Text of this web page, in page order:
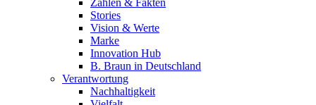
Stories
Vision & Werte
Marke
Innovation Hub
B. Braun in Deutschland
Verantwortung
Nachhaltigkeit